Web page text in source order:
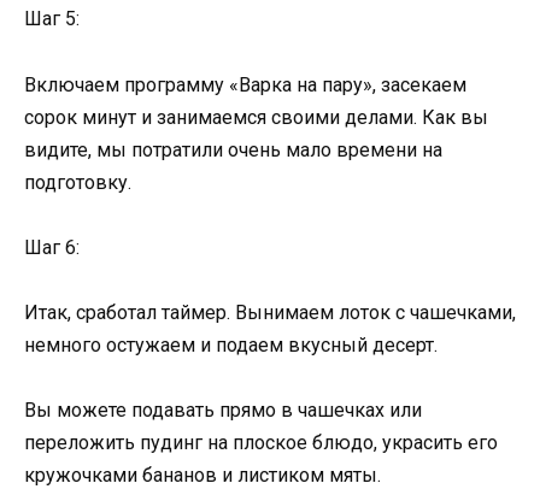
Шаг 5:
Включаем программу «Варка на пару», засекаем
сорок минут и занимаемся своими делами. Как вы
видите, мы потратили очень мало времени на
подготовку.
Шаг 6:
Итак, сработал таймер. Вынимаем лоток с чашечками,
немного остужаем и подаем вкусный десерт.
Вы можете подавать прямо в чашечках или
переложить пудинг на плоское блюдо, украсить его
кружочками бананов и листиком мяты.